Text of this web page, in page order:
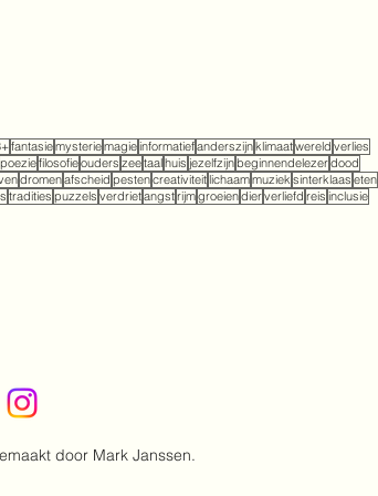
fantasiemysteriemagieinformatiefanderszijnklimaatwereld verlies
poeziefilosofieouders zeetaalhuis jezelfzijnbeginnendelezerdood
dromenafscheid pestencreativiteitlichaammuziek sinterklaas eten
tradities puzzels verdrietangstrijmgroeiendierverliefd reis inclusie
door Mark Janssen.